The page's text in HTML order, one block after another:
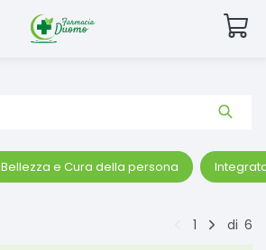
Bellezza e Cura della persona
1 di 6